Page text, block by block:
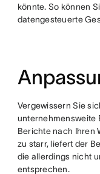
könnte. So können
datengesteuerte
Vergewissern Sie
unternehmensweite
Berichte nach Ihren
zu starr, liefert der
die allerdings nicht
entsprechen.